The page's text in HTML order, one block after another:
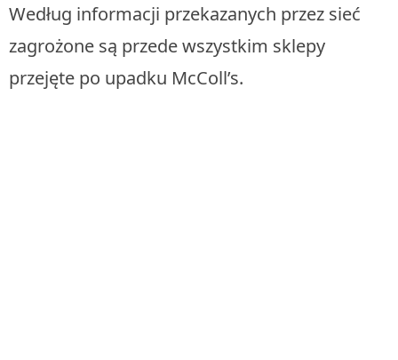
Według informacji przekazanych przez sieć
zagrożone są przede wszystkim sklepy
przejęte po upadku McColl’s.